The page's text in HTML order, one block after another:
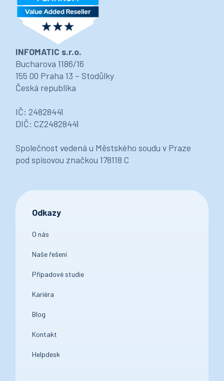
INFOMATIC s.r.o.
Bucharova 1186/16
155 00 Praha 13 – Stodůlky
Česká republika
IČ: 24828441
DIČ: CZ24828441
Společnost vedená u Městského soudu v Praze
pod spisovou značkou 178118 C
Odkazy
O nás
Naše řešení
Případové studie
Kariéra
Blog
Kontakt
Helpdesk